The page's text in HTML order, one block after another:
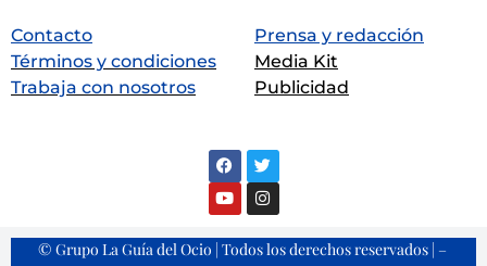
Contacto
Términos y condiciones
Trabaja con nosotros
Prensa y redacción
Media Kit
Publicidad
© Grupo La Guía del Ocio | Todos los derechos reservados | –